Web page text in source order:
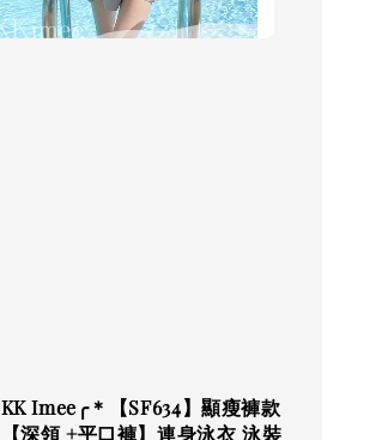
KK Imee╭＊【SF634】顯瘦褲款
【深領 +平口褲】連身泳衣 泳裝